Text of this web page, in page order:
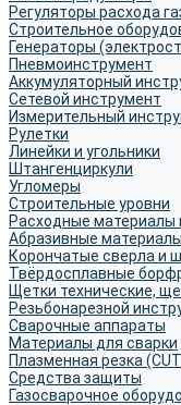
Регуляторы расхода
Строительное
Генераторы
Пневмоинструмент
Аккумуляторный
Сетевой инструмент
Измерительный
Рулетки
Линейки и угольники
Штангенциркули
Угломеры
Строительные уровни
Расходные материалы
Абразивные материалы
Корончатые сверла и
Твёрдосплавные
Щетки технические,
Резьбонарезной
Сварочные аппараты
Материалы для сварки
Плазменная резка
Средства защиты
Газосварочное